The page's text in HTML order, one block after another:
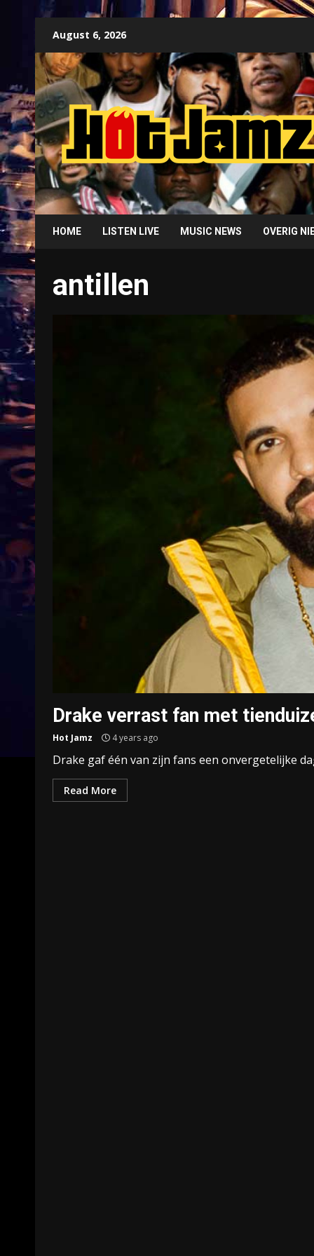
content
August 6, 2026
HOME LISTEN LIVE MUSIC NEWS OVERIG
antillen
Drake verrast fan met
Hot Jamz 4 years ago
Drake gaf één van zijn fans een onvergetelijke
Read More
Treinkaartjes worden duurder,
abonnementen verdwijnen